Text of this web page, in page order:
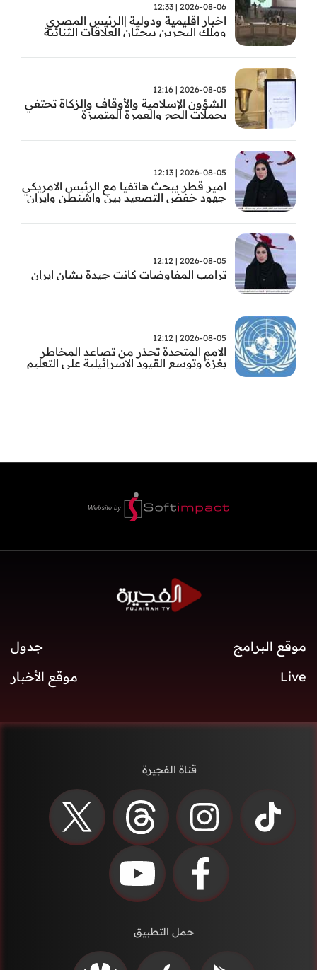
2026-08-06 | 12:33
اخبار اقليمية ودولية |الرئيس المصري
وملك البحرين يبحثان العلاقات الثنائية
2026-08-05 | 12:16
الشؤون الإسلامية والأوقاف والزكاة تحتفي
بحملات الحج والعمرة المتميزة
2026-08-05 | 12:13
امير قطر يبحث هاتفيا مع الرئيس الامريكي
جهود خفض التصعيد بين واشنطن وايران
2026-08-05 | 12:12
ترامب المفاوضات كانت جيدة بشان ايران
2026-08-05 | 12:12
الامم المتحدة تحذر من تصاعد المخاطر
بغزة وتوسع القيود الاسرائيلية على التعليم
موقع البرامج
جدول
Live
موقع الأخبار
قناة الفجيرة
حمل التطبيق